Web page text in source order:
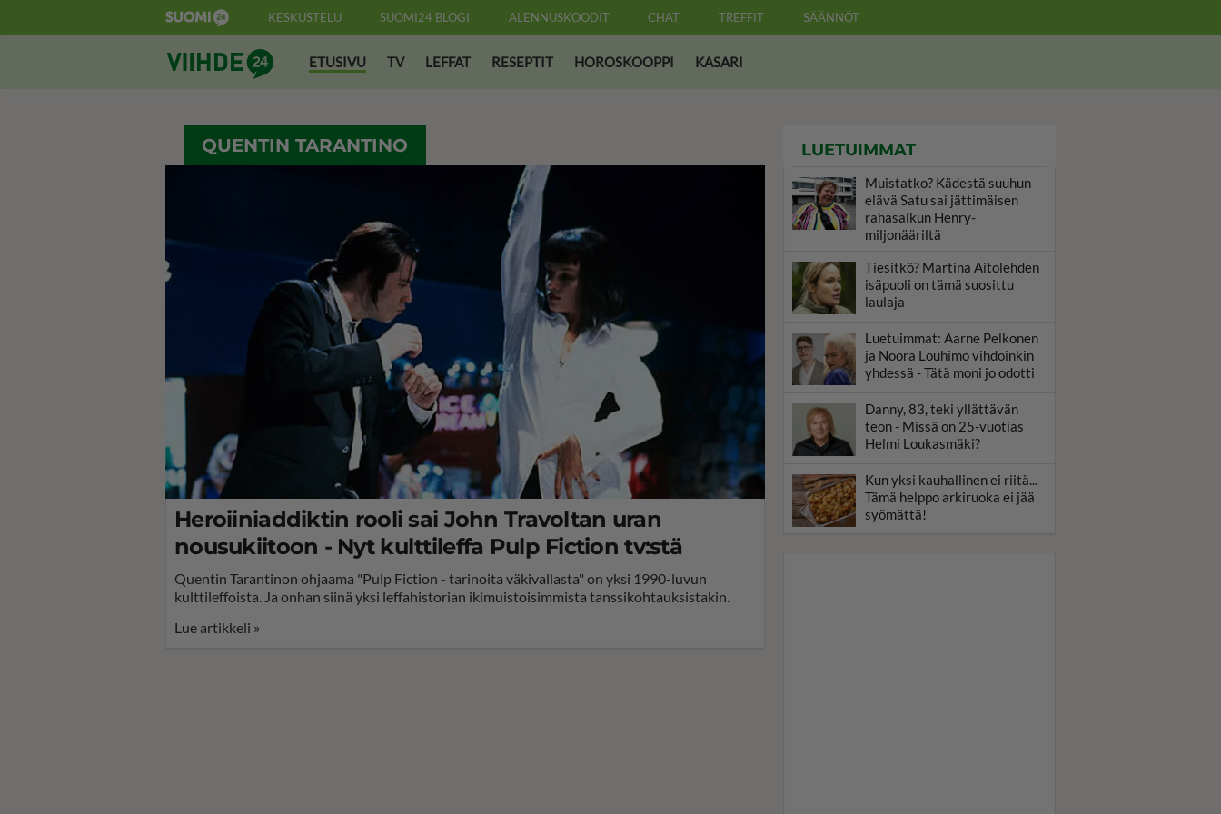
KESKUSTELU SUOMI24 BLOGI ALENNUSKOODIT CHAT TREFFIT SÄÄNNÖT
Suomi24 ViihdeETUSIVU TV LEFFAT RESEPTIT HOROSKOOPPI KASARI
QUENTIN TARANTINO
Heroiiniaddiktin rooli sai John Travoltan uran
nousukiitoon - Nyt kulttileffa Pulp Fiction tv:stä
Quentin Tarantinon ohjaama "Pulp Fiction - tarinoita väkivallasta" on yksi 1990-luvun
kulttileffoista. Ja onhan siinä yksi leffahistorian ikimuistoisimmista tanssikohtauksistakin.
Lue artikkeli »
LUETUIMMAT
Muistatko? Kädestä suuhun
elävä Satu sai jättimäisen
rahasalkun Henry-
miljonääriltä
Tiesitkö? Martina Aitolehden
isäpuoli on tämä suosittu
laulaja
Luetuimmat: Aarne Pelkonen
ja Noora Louhimo vihdoinkin
yhdessä - Tätä moni jo odotti
Danny, 83, teki yllättävän
teon - Missä on 25-vuotias
Helmi Loukasmäki?
Kun yksi kauhallinen ei riitä...
Tämä helppo arkiruoka ei jää
syömättä!